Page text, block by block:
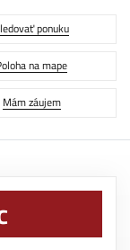
ponuku
na mape
Mám záujem